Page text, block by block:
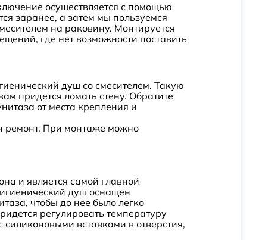
осуществляется с помощью
заранее, а затем мы пользуемся
на раковину. Монтируется
где нет возможности поставить
душ со смесителем. Такую
придется ломать стену. Обратите
от места крепления и
ремонт. При монтаже можно
и является самой главной
душ оснащен
чтобы до нее было легко
регулировать температуру
вставками в отверстия,